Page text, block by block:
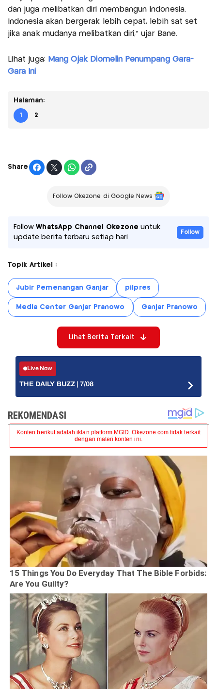
dan juga melibatkan diri membangun Indonesia.
Indonesia akan bergerak lebih cepat, lebih sat set
jika anak mudanya melibatkan diri,” ujar Bane.
Lihat juga: Mang Ojak Diomelin Penumpang Gara-
Gara Ini
Halaman:
1 2
Share
Follow Okezone di Google News
FollowWhatsApp Channel Okezone untuk
update berita terbaru setiap hari
Follow
Topik Artikel :
Jubir Pemenangan Ganjar pilpres
Media Center Ganjar Pranowo Ganjar Pranowo
Lihat Berita Terkait
Live Now
THE DAILY BUZZ | 7/08